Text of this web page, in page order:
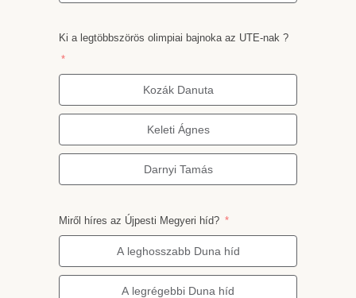
Ki a legtöbbszörös olimpiai bajnoka az UTE-nak ?
Kozák Danuta
Keleti Ágnes
Darnyi Tamás
Miről híres az Újpesti Megyeri híd?
A leghosszabb Duna híd
A legrégebbi Duna híd